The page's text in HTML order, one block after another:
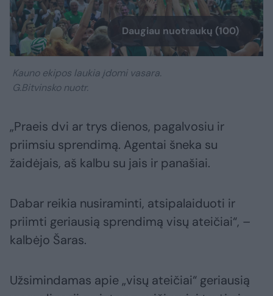
Daugiau nuotraukų (100)
Kauno ekipos laukia įdomi vasara.
G.Bitvinsko nuotr.
„Praeis dvi ar trys dienos, pagalvosiu ir
priimsiu sprendimą. Agentai šneka su
žaidėjais, aš kalbu su jais ir panašiai.
Dabar reikia nusiraminti, atsipalaiduoti ir
priimti geriausią sprendimą visų ateičiai“, –
kalbėjo Šaras.
Užsimindamas apie „visų ateičiai“ geriausią